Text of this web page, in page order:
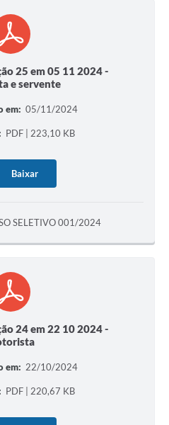
25 em 05 11 2024 -
e servente
em: 05/11/2024
PDF | 223,10 KB
Baixar
SELETIVO 001/2024
24 em 22 10 2024 -
em: 22/10/2024
PDF | 220,67 KB